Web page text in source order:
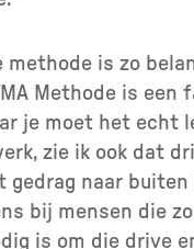
methode is zo
Methode is
je moet het echt
zie ik ook dat
naar buiten
bij mensen die
is om die drive